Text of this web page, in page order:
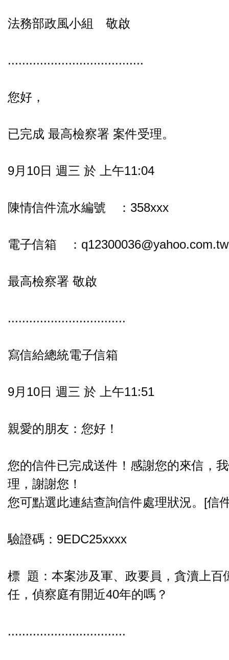
法務部政風小組 敬啟
......................................
您好，
已完成 最高檢察署 案件受理。
9月10日 週三 於 上午11:04
陳情信件流水編號 ：358xxx
電子信箱 ：q12300036@yahoo.com.tw
最高檢察署 敬啟
.................................
寫信給總統電子信箱
9月10日 週三 於 上午11:51
親愛的朋友：您好！
您的信件已完成送件！感謝您的來信，
理，謝謝您！
您可點選此連結查詢信件處理狀況。[信
驗證碼：9EDC25xxxx
標 題：本案涉及軍、政要員，貪瀆上百
任，偵察庭有開近40年的嗎？
.................................